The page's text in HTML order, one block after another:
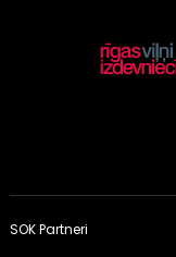
SOK Partneri